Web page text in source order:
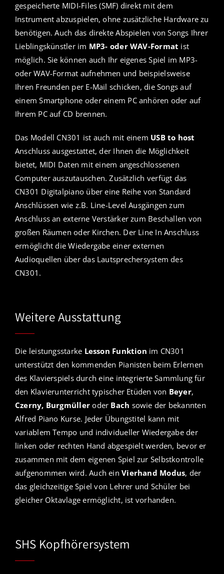
gespeicherte MIDI-Files (SMF) direkt mit dem
Instrument abzuspielen, ohne zusätzliche Hardware zu
benötigen. Auch das direkte Abspielen von Songs Ihrer
Lieblingskünstler im MP3- oder WAV-Format ist
möglich. Sie können auch Ihr eigenes Spiel im MP3-
oder WAV-Format aufnehmen und beispielsweise
Ihren Freunden per E-Mail schicken, die Songs auf
einem Smartphone oder einem PC anhören oder auf
Ihrem PC auf CD brennen.
Das Modell CN301 ist auch mit einem USB to host
Anschluss ausgestattet, der Ihnen die Möglichkeit
bietet, MIDI Daten mit einem angeschlossenen
Computer auszutauschen. Zusätzlich verfügt das
CN301 Digitalpiano über eine Reihe von Standard
Anschlüssen wie z.B. Line-Level Ausgängen zum
Anschluss an externe Verstärker zum Beschallen von
großen Räumen oder Kirchen. Der Line In Anschluss
ermöglicht die Wiedergabe einer externen
Audioquellen über das Lautsprechersystem des
CN301.
Weitere Ausstattung
Die leistungsstarke Lesson Funktion im CN301
unterstützt den kommenden Pianisten beim Erlernen
des Klavierspiels durch eine integrierte Sammlung für
den Klavierunterricht typischer Etüden von Beyer,
Czerny, Burgmülleroder Bach sowie der bekannten
Alfred Piano Kurse. Jeder Übungstitel kann mit
variablem Tempo und individueller Wiedergabe der
linken oder rechten Hand abgespielt werden, bevor er
zusammen mit dem eigenen Spiel zur Selbstkontrolle
aufgenommen wird. Auch einVierhand Modus, der
das gleichzeitige Spiel von Lehrer und Schüler bei
gleicher Oktavlage ermöglicht, ist vorhanden.
SHS Kopfhörersystem